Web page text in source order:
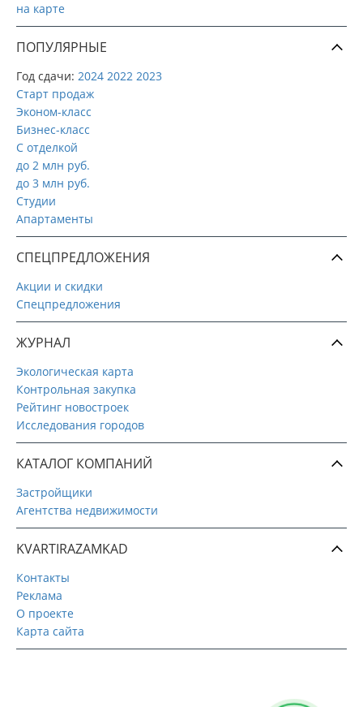
на карте
ПОПУЛЯРНЫЕ
Год сдачи: 2024 2022 2023
Старт продаж
Эконом-класс
Бизнес-класс
С отделкой
до 2 млн руб.
до 3 млн руб.
Студии
Апартаменты
СПЕЦПРЕДЛОЖЕНИЯ
Акции и скидки
Спецпредложения
ЖУРНАЛ
Экологическая карта
Контрольная закупка
Рейтинг новостроек
Исследования городов
КАТАЛОГ КОМПАНИЙ
Застройщики
Агентства недвижимости
KVARTIRAZAMKAD
Контакты
Реклама
О проекте
Карта сайта